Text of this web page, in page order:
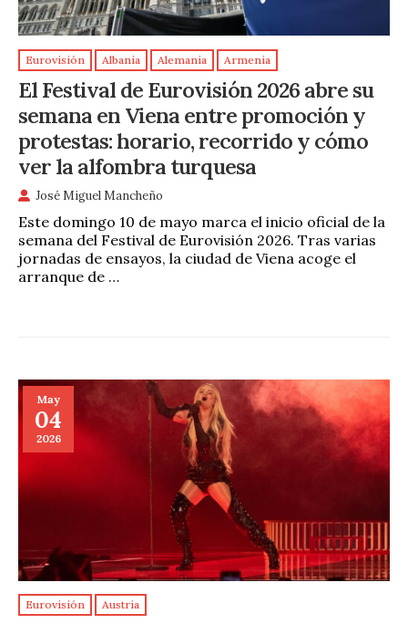
Eurovisión Albania Alemania Armenia
El Festival de Eurovisión 2026 abre su
semana en Viena entre promoción y
protestas: horario, recorrido y cómo
ver la alfombra turquesa
José Miguel Mancheño
Este domingo 10 de mayo marca el inicio oficial de la
semana del Festival de Eurovisión 2026. Tras varias
jornadas de ensayos, la ciudad de Viena acoge el
arranque de …
May
04
2026
Eurovisión Austria